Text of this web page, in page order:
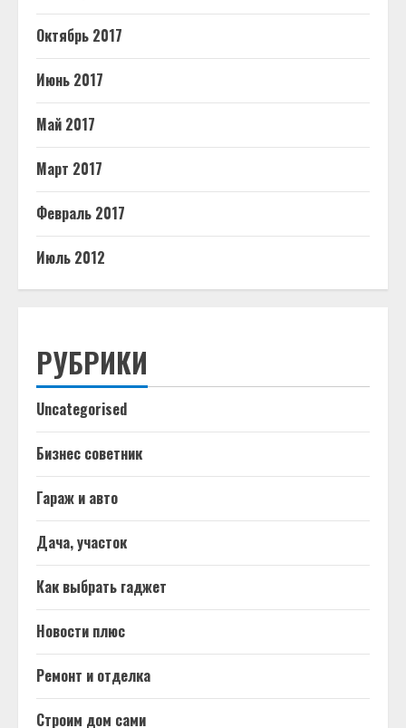
Октябрь 2017
Июнь 2017
Май 2017
Март 2017
Февраль 2017
Июль 2012
РУБРИКИ
Uncategorised
Бизнес советник
Гараж и авто
Дача, участок
Как выбрать гаджет
Новости плюс
Ремонт и отделка
Строим дом сами